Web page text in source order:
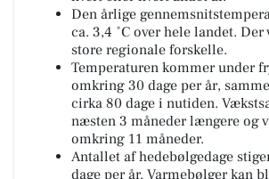
Den årlige
ca. 3,4 ˚C over hele landet.
store regionale forskelle.
Temperaturen kommer under
omkring 30 dage per år,
cirka 80 dage i nutiden.
næsten 3 måneder længere og
omkring 11 måneder.
Antallet af hedebølgedage
dage per år. Varmebølger kan